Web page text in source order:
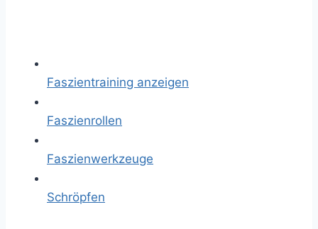
Faszientraining anzeigen
Faszienrollen
Faszienwerkzeuge
Schröpfen